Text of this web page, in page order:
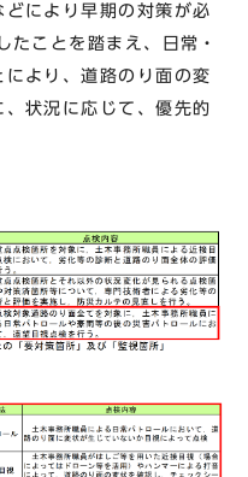
により早期の対策が必
ことを踏まえ、日常・
より、道路のり面の変
状況に応じて、優先的